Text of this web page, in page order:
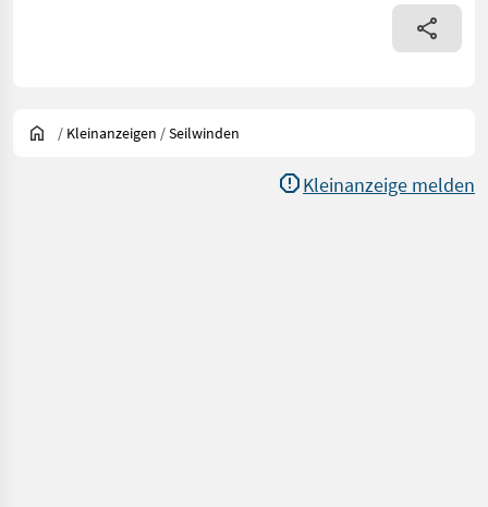
/ Kleinanzeigen /Seilwinden
Kleinanzeige melden